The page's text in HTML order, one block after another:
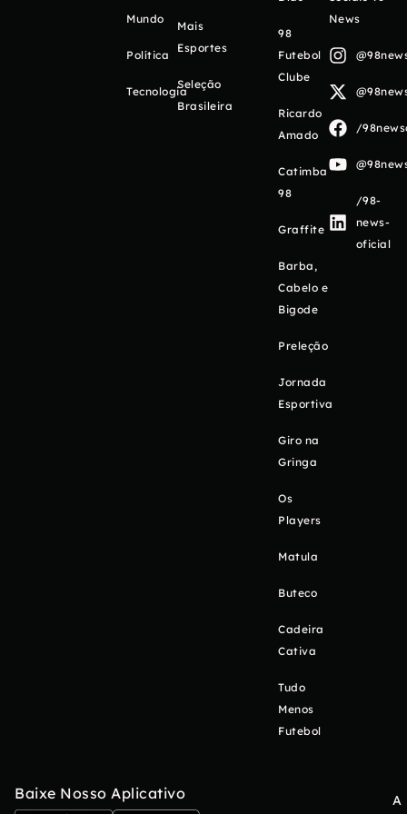
Mundo
Política
Tecnologia
Mais
Esportes
Seleção
Brasileira
98
Futebol
Clube
Ricardo
Amado
Catimba
98
Graffite
Barba,
Cabelo e
Bigode
Preleção
Jornada
Esportiva
Giro na
Gringa
Os
Players
Matula
Buteco
Cadeira
Cativa
Tudo
Menos
Futebol
News
/
/98-
news-
oficial
Baixe Nosso Aplicativo
A